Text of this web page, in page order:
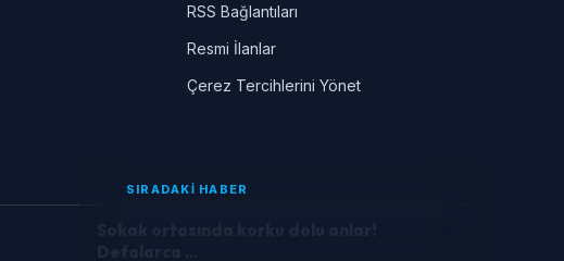
RSS Bağlantıları
Resmi İlanlar
Çerez Tercihlerini Yönet
SIRADAKİ HABER